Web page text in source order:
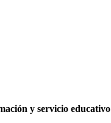
y servicio educativo